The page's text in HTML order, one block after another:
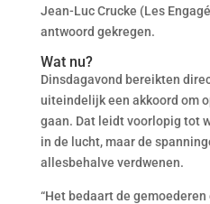
Jean-Luc Crucke (Les
antwoord gekregen.
Wat nu?
Dinsdagavond bereikten
uiteindelijk een akkoord om
gaan. Dat leidt voorlopig tot
in de lucht, maar de
allesbehalve verdwenen.
“Het bedaart de gemoederen